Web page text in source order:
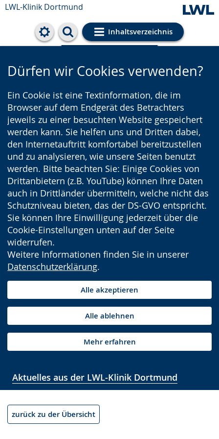
LWL-Klinik Dortmund
Inhaltsverzeichnis
Cookie-Einstellungen
Dürfen wir Cookies verwenden?
Ein Cookie ist eine Textinformation, die im
Browser auf dem Endgerät des Betrachters
jeweils zu einer besuchten Website gespeichert
werden kann. Sie helfen uns und Dritten dabei,
den Internetauftritt komfortabel bereitzustellen
und zu analysieren, wie unsere Seiten benutzt
werden. Bitte beachten Sie: Einige Cookies von
Drittanbietern (z.B. YouTube) können Ihre Daten
auch in Drittländer übermitteln, welche nicht das
Schutzniveau bieten, das der DS-GVO entspricht.
Sie können Ihre Einwilligung jederzeit über die
Cookie-Einstellungen unten auf der Seite
widerrufen.
Weitere Informationen finden Sie in unserer
Datenschutzerklärung.
Alle akzeptieren
Alle ablehnen
Mehr erfahren
Aktuelles aus der LWL-Klinik Dortmund
zurück zu der Übersicht